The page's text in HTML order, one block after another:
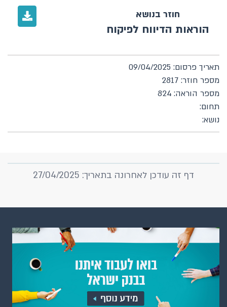
חוזר בנושא
הוראות הדיווח לפיקוח
תאריך פרסום: 09/04/2025
מספר חוזר: 2817
מספר הוראה: 824
תחום:
נושא:
דף זה עודכן לאחרונה בתאריך: 27/04/2025